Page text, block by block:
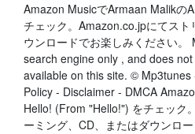
Amazon MusicでArmaan Malikの
チェック。Amazon.co.jpにてス
ウンロードでお楽しみください
search engine only , and does
available on this site. ©
Policy - Disclaimer - DMCA
Hello! (From "Hello!") をチェック
ーミング、CD、またはダウンロー